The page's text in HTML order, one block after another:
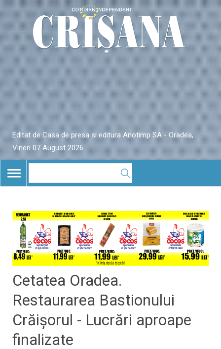
Editat de Casa de presa si editura Anotimp SA - Oradea,
Vineri 07 August 2026
TOGGLE
NAVIGATION
Cetatea Oradea.
Restaurarea Bastionului
Crăişorul - Lucrări aproape
finalizate